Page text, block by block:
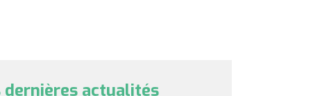
dernières actualités